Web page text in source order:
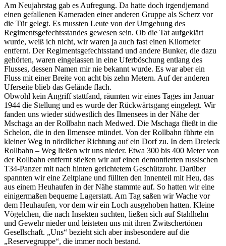
Am Neujahrstag gab es Aufregung. Da hatte doch irgendjemand
einen gefallenen Kameraden einer anderen Gruppe als Scherz vor
die Tür gelegt. Es mussten Leute von der Umgebung des
Regimentsgefechtsstandes gewesen sein. Ob die Tat aufgeklärt
wurde, weiß ich nicht, wir waren ja auch fast einen Kilometer
entfernt. Der Regimentsgefechtsstand und andere Bunker, die dazu
gehörten, waren eingelassen in eine Uferböschung entlang des
Flusses, dessen Namen mir nie bekannt wurde. Es war aber ein
Fluss mit einer Breite von acht bis zehn Metern. Auf der anderen
Uferseite blieb das Gelände flach.
Obwohl kein Angriff stattfand, räumten wir eines Tages im Januar
1944 die Stellung und es wurde der Rückwärtsgang eingelegt. Wir
fanden uns wieder südwestlich des Ilmensees in der Nähe der
Mschaga an der Rollbahn nach Medwed. Die Mschaga fließt in die
Schelon, die in den Ilmensee mündet. Von der Rollbahn führte ein
kleiner Weg in nördlicher Richtung auf ein Dorf zu. In dem Dreieck
Rollbahn ‒ Weg ließen wir uns nieder. Etwa 300 bis 400 Meter von
der Rollbahn entfernt stießen wir auf einen demontierten russischen
T34-Panzer mit nach hinten gerichtetem Geschützrohr. Darüber
spannten wir eine Zeltplane und füllten den Innenteil mit Heu, das
aus einem Heuhaufen in der Nähe stammte auf. So hatten wir eine
einigermaßen bequeme Lagerstatt. Am Tag saßen wir Wache vor
dem Heuhaufen, vor dem wir ein Loch ausgehoben hatten. Kleine
Vögelchen, die nach Insekten suchten, ließen sich auf Stahlhelm
und Gewehr nieder und leisteten uns mit ihren Zwitschertönen
Gesellschaft.
Uns
bezieht sich aber insbesondere auf die
Reservegruppe , die immer noch bestand.